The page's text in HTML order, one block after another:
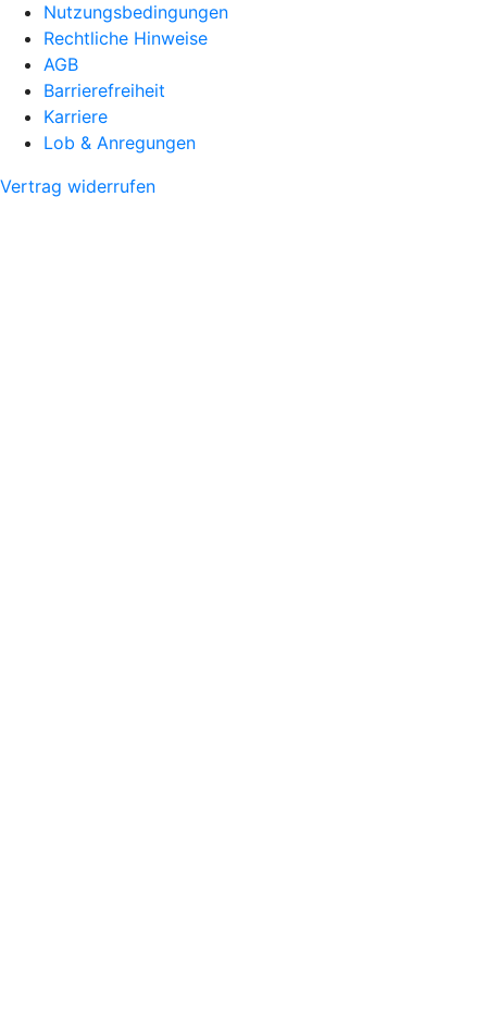
Nutzungsbedingungen
Rechtliche Hinweise
AGB
Barrierefreiheit
Karriere
Lob & Anregungen
Vertrag widerrufen